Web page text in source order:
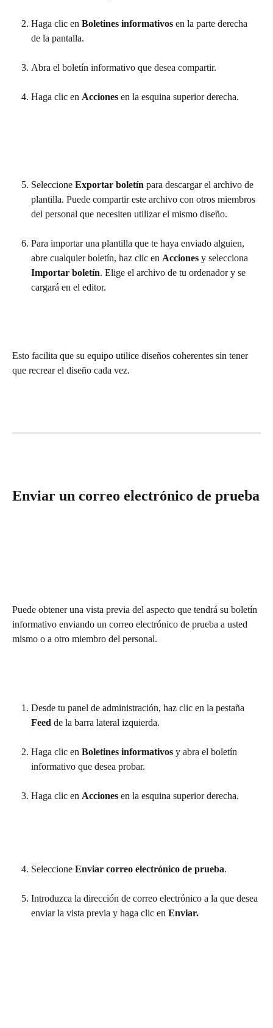
Haga clic en Boletines informativos en la parte derecha
de la pantalla.
Abra el boletín informativo que desea compartir.
Haga clic en Acciones en la esquina superior derecha.
Seleccione Exportar boletín para descargar el archivo de
plantilla. Puede compartir este archivo con otros miembros
del personal que necesiten utilizar el mismo diseño.
Para importar una plantilla que te haya enviado alguien,
abre cualquier boletín, haz clic en Acciones y selecciona
Importar boletín. Elige el archivo de tu ordenador y se
cargará en el editor.
Esto facilita que su equipo utilice diseños coherentes sin tener
que recrear el diseño cada vez.
Enviar un correo electrónico de prueba
Puede obtener una vista previa del aspecto que tendrá su boletín
informativo enviando un correo electrónico de prueba a usted
mismo o a otro miembro del personal.
Desde tu panel de administración, haz clic en la pestaña
Feed de la barra lateral izquierda.
Haga clic en Boletines informativos y abra el boletín
informativo que desea probar.
Haga clic en Acciones en la esquina superior derecha.
Seleccione Enviar correo electrónico de prueba.
Introduzca la dirección de correo electrónico a la que desea
enviar la vista previa y haga clic en Enviar.